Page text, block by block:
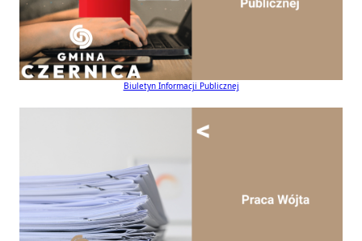
Biuletyn Informacji Publicznej